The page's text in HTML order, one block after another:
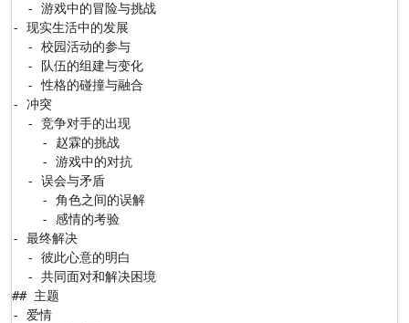
  - 游戏中的冒险与挑战
- 现实生活中的发展
  - 校园活动的参与
  - 队伍的组建与变化
  - 性格的碰撞与融合
- 冲突
  - 竞争对手的出现
    - 赵霖的挑战
    - 游戏中的对抗
  - 误会与矛盾
    - 角色之间的误解
    - 感情的考验
- 最终解决
  - 彼此心意的明白
  - 共同面对和解决困境
## 主题
- 爱情